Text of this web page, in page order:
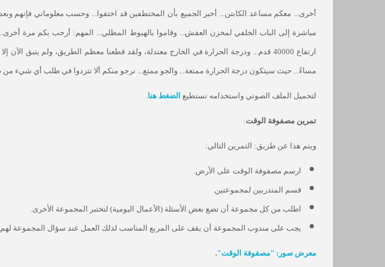
أخرى... معكم مساعد الكابتن... أخبر الجميع بأن المختطفين قد اختفوا... وحسب معلوماتي فإنهم
مباشرة إلى الباب الخلفي لمخزن العفش... وقاموا بالهبوط المظلي... المهم: أرحب بكم مرة
ارتفاع 40000 قدم... ودرجة الحرارة في الخارج معتدلة، ولقد قطعنا معظم الطريق، ولم يتبق
مساءً... حيث سيتكون درجة الحرارة ممتعة... والجو ممتع... نرجو منكم ألا تتردوا في طلب أي شيء من
لتحميل الملف الصوتي واستخدامه تستطيع الضغط هنا.
تمرين مصفوفة الوقت:
ويتم هذا عن طريق: التمرين التالي:
ارسم مصفوفة الوقت على الأرض.
قسم المتدربين لمجموعتين.
اطلب من كل مجموعة أن تضع بعض الأسئلة (الأعمال اليومية) لتختبر المجموعة الأخرى.
يجب على مندوب المجموعة أن يقف على المربع المناسب لذلك العمل عند سؤال المجموعة
معرض صور: "مصفوفة الوقت".